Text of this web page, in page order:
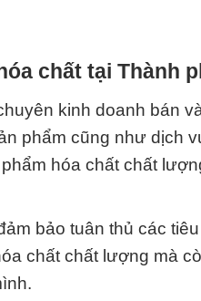
chất tại Thành
kinh doanh bán
phẩm cũng như dịch
hóa chất chất
bảo tuân thủ các
chất chất lượng mà